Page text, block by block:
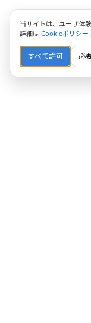
当サイトは、ユーザ体
詳細は Cookieポリシー
すべて許可 必